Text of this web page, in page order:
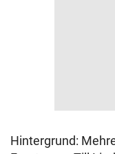
Hintergrund: